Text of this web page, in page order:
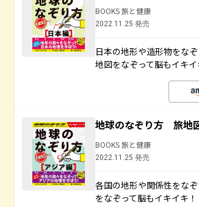
BOOKS 旅と健康
2022.11.25 発売
日本の地形や造形物をな
地図をなぞって脳もイキイ
地球のなぞり方 旅地
BOOKS 旅と健康
2022.11.25 発売
各国の地形や関係性をな
をなぞって脳もイキイキ！